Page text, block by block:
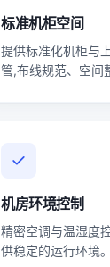
标准机柜空间
提供标准化机柜与
管,布线规范、空间
机房环境控制
精密空调与温湿度
供稳定的运行环境。